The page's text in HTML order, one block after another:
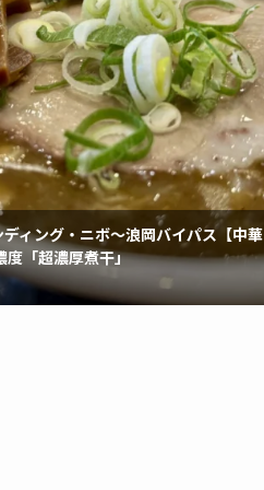
ィング・ニボ〜浪岡バイパス【中
度「超濃厚煮干」